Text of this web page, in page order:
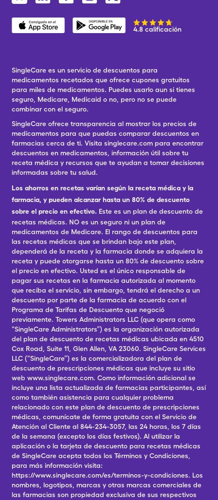
4.8 calificación
SingleCare es un servicio de descuentos para
medicamentos recetados que ofrece cupones gratuitos
para miles de medicamentos. Puedes usarlo aun si tienes
seguro, Medicare, Medicaid o no, pero no se puede
combinar con el seguro.
SingleCare ofrece transparencia al mostrar los precios de
medicamentos para que puedas comparar descuentos en
farmacias cerca de ti. Visita singlecare.com para encontrar
descuentos en medicamentos, información útil sobre tu
receta médica y recursos que te ayudan a tomar decisiones
informadas sobre tu salud.
Los ahorros en recetas varían según la receta médica y la
farmacia, y pueden alcanzar hasta un 80% de descuento
sobre el precio en efectivo. Este es un plan de descuento de
recetas médicas. NO es un seguro ni un plan de
medicamentos de Medicare. El rango de descuentos para
las recetas médicas que se brindan bajo este plan,
dependerá de la receta y la farmacia donde se adquiera la
receta y puede otorgarse hasta un 80% de descuento sobre
el precio en efectivo. Usted es el único responsable de
pagar sus recetas en la farmacia autorizada al momento
que reciba el servicio, sin embargo, tendrá el derecho a un
descuento por parte de la farmacia de acuerdo con el
Programa de Tarifas de Descuento que negoció
previamente. Towers Administrators LLC (que opera como
“SingleCare Administrators”) es la organización autorizada
del plan de descuento de recetas médicas ubicada en 4510
Cox Road, Suite 11, Glen Allen, VA 23060. SingleCare Services
LLC (“SingleCare”) es la comercializadora del plan de
descuento de prescripciones médicas que incluye su sitio
web www.singlecare.com. Como información adicional se
incluye una lista actualizada de farmacias participantes, así
como también asistencia para cualquier problema
relacionado con este plan de descuento de prescripciones
médicas, comunícate de forma gratuita con el Servicio de
Atención al Cliente al 844-234-3057, las 24 horas, los 7 días
de la semana (excepto los días festivos). Al utilizar la
aplicación o la tarjeta de descuento para recetas médicas
de SingleCare acepta todos los Términos y Condiciones,
para más información visita:
https://www.singlecare.com/es/terminos-y-condiciones. Los
nombres, logotipos, marcas y otras marcas comerciales de
las farmacias son propiedad exclusiva de sus respectivos